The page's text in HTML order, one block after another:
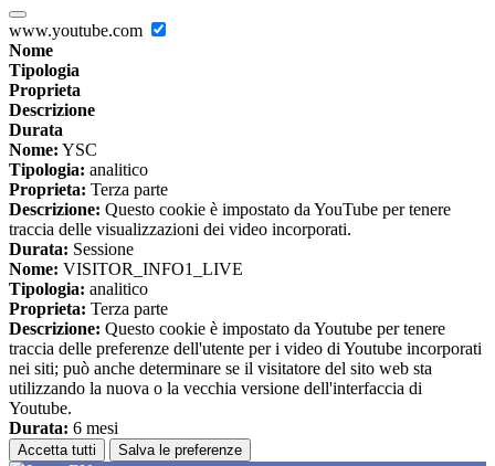
www.youtube.com
Nome
Tipologia
Proprieta
Descrizione
Durata
Nome: YSC
Tipologia: analitico
Proprieta: Terza parte
Descrizione: Questo cookie è impostato da YouTube per tenere
traccia delle visualizzazioni dei video incorporati.
Durata: Sessione
Nome: VISITOR_INFO1_LIVE
Tipologia: analitico
Proprieta: Terza parte
Descrizione: Questo cookie è impostato da Youtube per tenere
traccia delle preferenze dell'utente per i video di Youtube incorporati
nei siti; può anche determinare se il visitatore del sito web sta
utilizzando la nuova o la vecchia versione dell'interfaccia di
Youtube.
Durata: 6 mesi
Accetta tutti Salva le preferenze